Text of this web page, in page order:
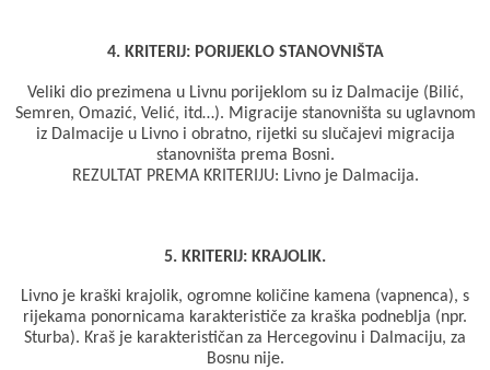
4. KRITERIJ: PORIJEKLO STANOVNIŠTA
Veliki dio prezimena u Livnu porijeklom su iz Dalmacije (Bilić,
Semren, Omazić, Velić, itd…). Migracije stanovništa su uglavnom
iz Dalmacije u Livno i obratno, rijetki su slučajevi migracija
stanovništa prema Bosni.
REZULTAT PREMA KRITERIJU: Livno je Dalmacija.
5. KRITERIJ: KRAJOLIK.
Livno je kraški krajolik, ogromne količine kamena (vapnenca), s
rijekama ponornicama karakterističe za kraška podneblja (npr.
Sturba). Kraš je karakterističan za Hercegovinu i Dalmaciju, za
Bosnu nije.